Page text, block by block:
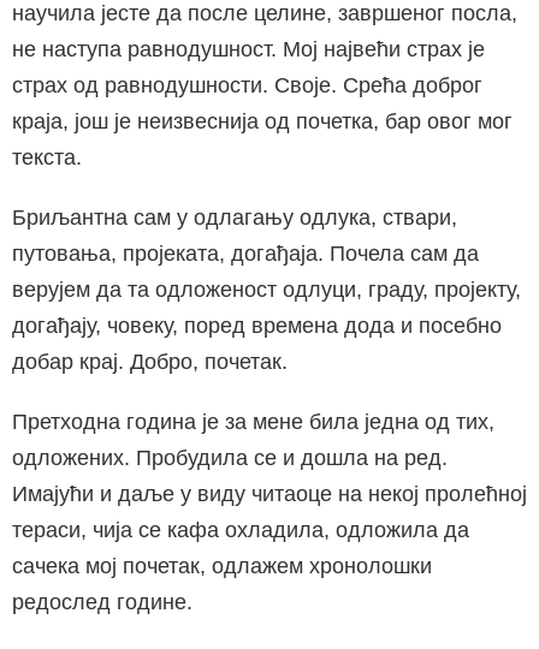
научила јесте да после целине, завршеног посла,
не наступа равнодушност. Мој највећи страх је
страх од равнодушности. Своје. Срећа доброг
краја, још је неизвеснија од почетка, бар овог мог
текста.
Бриљантна сам у одлагању одлука, ствари,
путовања, пројеката, догађаја. Почела сам да
верујем да та одложеност одлуци, граду, пројекту,
догађају, човеку, поред времена дода и посебно
добар крај. Добро, почетак.
Претходна година је за мене била једна од тих,
одложених. Пробудила се и дошла на ред.
Имајући и даље у виду читаоце на некој пролећној
тераси, чија се кафа охладила, одложила да
сачека мој почетак, одлажем хронолошки
редослед године.